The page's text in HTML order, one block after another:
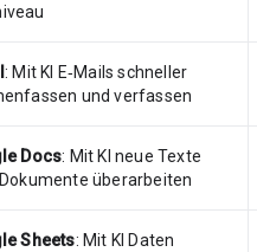
: Mit KI E‑Mails schneller
und verfassen
Docs: Mit KI neue Texte
überarbeiten
Sheets: Mit KI Daten